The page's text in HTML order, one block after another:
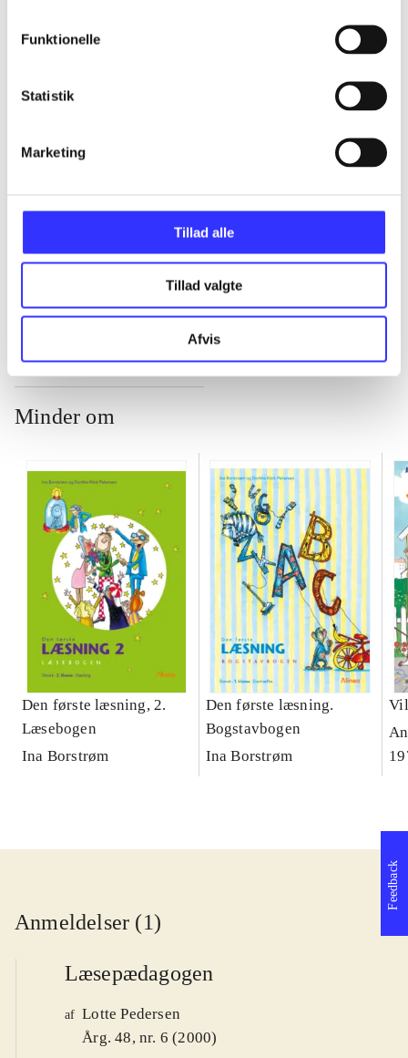
Funktionelle
Statistik
Marketing
Tillad alle
Tillad valgte
Afvis
...
...
...
Minder om
Den første læsning, 2.
Læsebogen
Ina Borstrøm
Den første læsning.
Bogstavbogen
Ina Borstrøm
Anmeldelser (1)
Læsepædagogen
af Lotte Pedersen
Årg. 48, nr. 6 (2000)
Feedback